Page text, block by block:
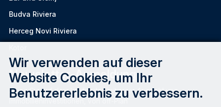
Budva Riviera
Herceg Novi Riviera
Newsletter-Anmeldung
Seien Sie auf dem Laufenden mit einer Auswahl von
Wir verwenden auf dieser
Website Cookies, um Ihr
Benutzererlebnis zu verbessern.